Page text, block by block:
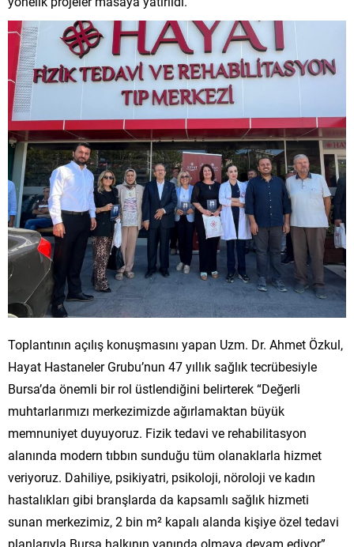
Toplantının açılış konuşmasını yapan Uzm. Dr. Ahmet Özkul,
Hayat Hastaneler Grubu’nun 47 yıllık sağlık tecrübesiyle
Bursa’da önemli bir rol üstlendiğini belirterek “Değerli
muhtarlarımızı merkezimizde ağırlamaktan büyük
memnuniyet duyuyoruz. Fizik tedavi ve rehabilitasyon
alanında modern tıbbın sunduğu tüm olanaklarla hizmet
veriyoruz. Dahiliye, psikiyatri, psikoloji, nöroloji ve kadın
hastalıkları gibi branşlarda da kapsamlı sağlık hizmeti
sunan merkezimiz, 2 bin m² kapalı alanda kişiye özel tedavi
planlarıyla Bursa halkının yanında olmaya devam ediyor”